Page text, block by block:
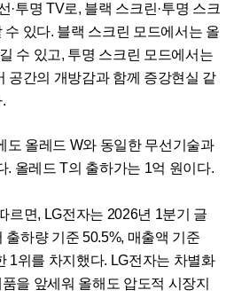
·투명 TV로, 블랙 스크린·투명 스크
수 있다. 블랙 스크린 모드에서는 올
수 있고, 투명 스크린 모드에서는
공간의 개방감과 함께 증강현실 같
도 올레드 W와 동일한 무선기술과
. 올레드 T의 출하가는 1억 원이다.
르면, LG전자는 2026년 1분기 글
출하량 기준 50.5%, 매출액 기준
1위를 차지했다. LG전자는 차별화
을 앞세워 올해도 압도적 시장지